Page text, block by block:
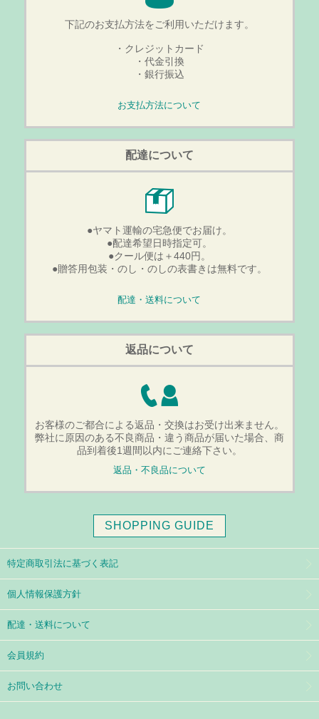
下記のお支払方法をご利用いただけます。
・クレジットカード
・代金引換
・銀行振込
お支払方法について
配達について
●ヤマト運輸の宅急便でお届け。
●配達希望日時指定可。
●クール便は＋440円。
●贈答用包装・のし・のしの表書きは無料です。
配達・送料について
返品について
お客様のご都合による返品・交換はお受け出来ません。
弊社に原因のある不良商品・違う商品が届いた場合、商
品到着後1週間以内にご連絡下さい。
返品・不良品について
SHOPPING GUIDE
特定商取引法に基づく表記
個人情報保護方針
配達・送料について
会員規約
お問い合わせ